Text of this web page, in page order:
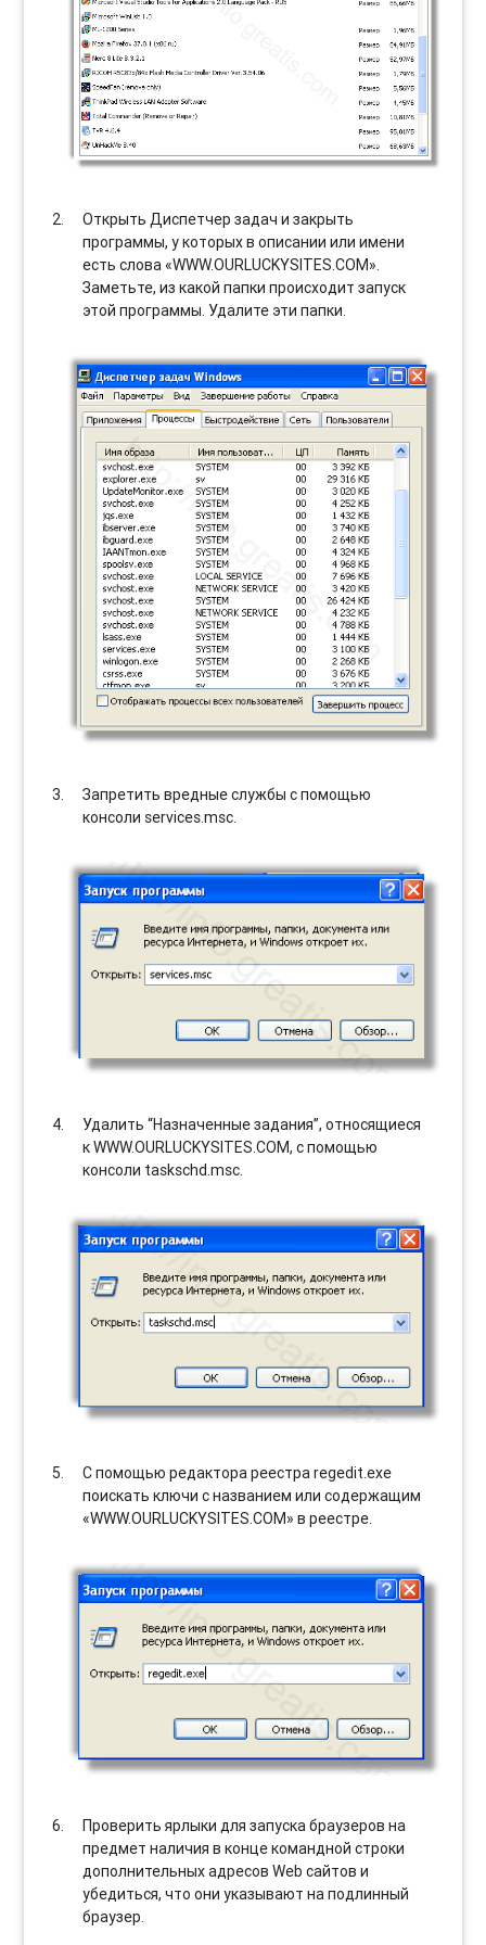
Открыть Диспетчер задач и закрыть
программы, у которых в описании или имени
есть слова «WWW.OURLUCKYSITES.COM».
Заметьте, из какой папки происходит запуск
этой программы. Удалите эти папки.
Запретить вредные службы с помощью
консоли services.msc.
Удалить “Назначенные задания”, относящиеся
к WWW.OURLUCKYSITES.COM, с помощью
консоли taskschd.msc.
С помощью редактора реестра regedit.exe
поискать ключи с названием или содержащим
«WWW.OURLUCKYSITES.COM» в реестре.
Проверить ярлыки для запуска браузеров на
предмет наличия в конце командной строки
дополнительных адресов Web сайтов и
убедиться, что они указывают на подлинный
браузер.